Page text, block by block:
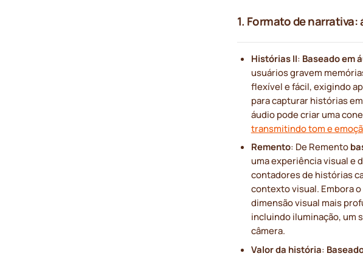
1. Formato de
Histórias II: Baseado em
usuários gravem
flexível e fácil, exigindo
para capturar histórias
áudio pode criar uma
transmitindo tom e
Remento: De Remento
uma experiência visual e
contadores de histórias
contexto visual. Embora
dimensão visual mais
incluindo iluminação, um
câmera.
Valor da história: